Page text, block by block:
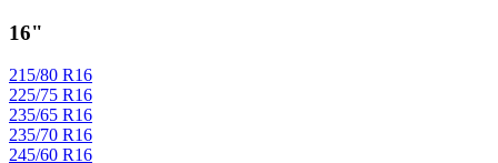
16"
215/80 R16
225/75 R16
235/65 R16
235/70 R16
245/60 R16